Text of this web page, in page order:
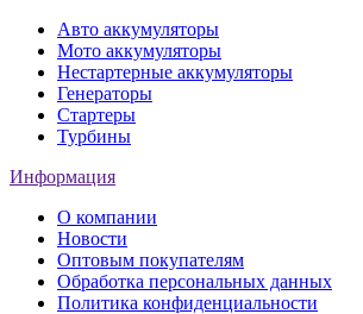
Авто аккумуляторы
Мото аккумуляторы
Нестартерные аккумуляторы
Генераторы
Стартеры
Турбины
Информация
О компании
Новости
Оптовым покупателям
Обработка персональных данных
Политика конфиденциальности